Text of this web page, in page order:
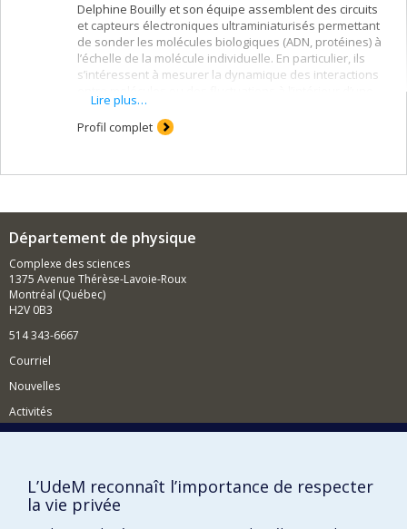
Delphine Bouilly et son équipe assemblent des circuits
et capteurs électroniques ultraminiaturisés permettant
de sonder les molécules biologiques (ADN, protéines) à
l’échelle de la molécule individuelle. En particulier, ils
s’intéressent à mesurer la dynamique des interactions
seule molécule. Le but de ces travaux est de développer
de nouveaux outils pour détecter les biomarqueurs
associés à différents types de cancer, et de mieux
élémentaires, en vue d’informer la conception de
Lire plus…
Profil complet
Département de physique
Complexe des sciences
1375 Avenue Thérèse-Lavoie-Roux
Montréal (Québec)
H2V 0B3
514 343-6667
Courriel
Nouvelles
Activités
BESOIN D'AIDE?
Plan du site
L’UdeM reconnaît l’importance de respecter
la vie privée